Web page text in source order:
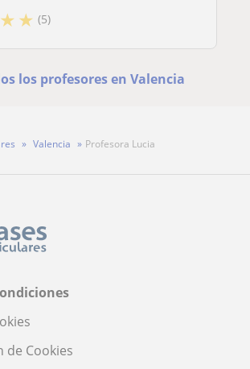
★★ (5)
los profesores en Valencia
Valencia Profesora Lucia
de Cookies